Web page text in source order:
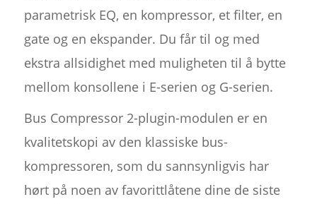
parametrisk EQ, en kompressor, et filter, en
gate og en ekspander. Du får til og med
ekstra allsidighet med muligheten til å bytte
mellom konsollene i E-serien og G-serien.
Bus Compressor 2-plugin-modulen er en
kvalitetskopi av den klassiske bus-
kompressoren, som du sannsynligvis har
hørt på noen av favorittlåtene dine de siste